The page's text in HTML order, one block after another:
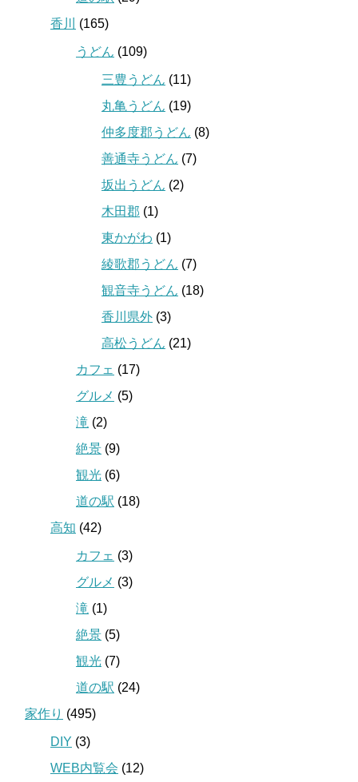
香川
(165)
うどん (109)
三豊うどん (11)
丸亀うどん (19)
仲多度郡うどん (8)
善通寺うどん (7)
坂出うどん (2)
木田郡 (1)
東かがわ (1)
綾歌郡うどん (7)
観音寺うどん (18)
香川県外 (3)
高松うどん (21)
カフェ (17)
グルメ (5)
滝 (2)
絶景 (9)
観光 (6)
道の駅 (18)
高知 (42)
カフェ (3)
グルメ (3)
滝 (1)
絶景 (5)
観光 (7)
道の駅 (24)
家作り (495)
DIY (3)
WEB内覧会 (12)